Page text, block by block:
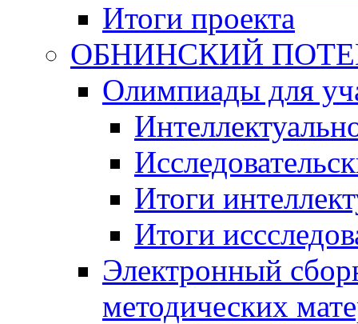
Итоги проекта
ОБНИНСКИЙ
Олимпиады для
Итоги
Итоги
Электронный
методических